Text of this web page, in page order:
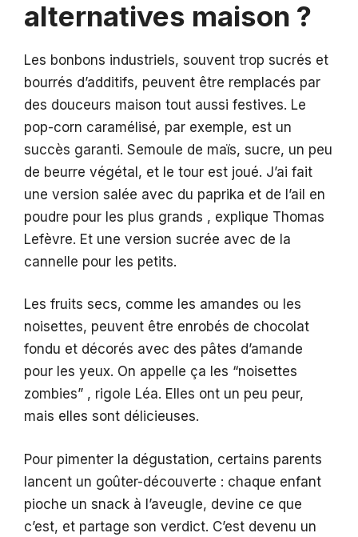
alternatives maison ?
Les bonbons industriels, souvent trop sucrés et
bourrés d’additifs, peuvent être remplacés par
des douceurs maison tout aussi festives. Le
pop-corn caramélisé, par exemple, est un
succès garanti. Semoule de maïs, sucre, un peu
de beurre végétal, et le tour est joué. J’ai fait
une version salée avec du paprika et de l’ail en
poudre pour les plus grands , explique Thomas
Lefèvre. Et une version sucrée avec de la
cannelle pour les petits.
Les fruits secs, comme les amandes ou les
noisettes, peuvent être enrobés de chocolat
fondu et décorés avec des pâtes d’amande
pour les yeux. On appelle ça les “noisettes
zombies” , rigole Léa. Elles ont un peu peur,
mais elles sont délicieuses.
Pour pimenter la dégustation, certains parents
lancent un goûter-découverte : chaque enfant
pioche un snack à l’aveugle, devine ce que
c’est, et partage son verdict. C’est devenu un